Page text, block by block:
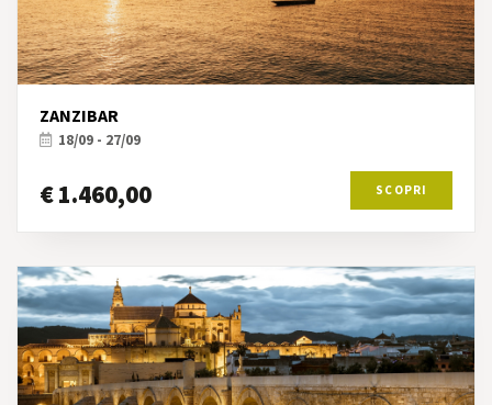
ZANZIBAR
18/09 - 27/09
€ 1.460,00 SCOPRI